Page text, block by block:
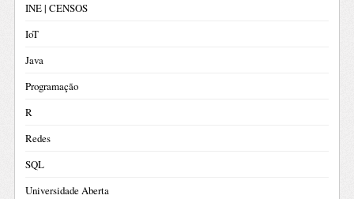
INE | CENSOS
IoT
Java
Programação
R
Redes
SQL
Universidade Aberta